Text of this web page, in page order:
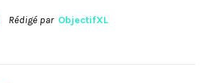
Rédigé par ObjectifXL